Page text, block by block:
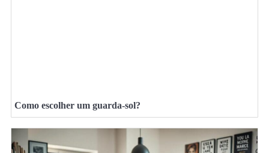
Como escolher um guarda-sol?